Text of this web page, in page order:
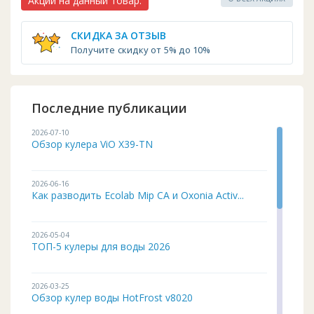
СКИДКА ЗА ОТЗЫВ
Получите скидку от 5% до 10%
Последние публикации
2026-07-10
Обзор кулера ViO X39-TN
2026-06-16
Как разводить Ecolab Mip CA и Oxonia Activ...
2026-05-04
ТОП-5 кулеры для воды 2026
2026-03-25
Обзор кулер воды HotFrost v8020